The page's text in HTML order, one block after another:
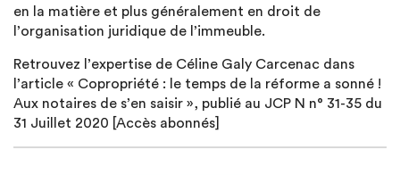
en la matière et plus généralement en droit de
l’organisation juridique de l’immeuble.
Retrouvez l’expertise de Céline Galy Carcenac dans
l’article « Copropriété : le temps de la réforme a sonné !
Aux notaires de s’en saisir », publié au JCP N n° 31-35 du
31 Juillet 2020 [Accès abonnés]